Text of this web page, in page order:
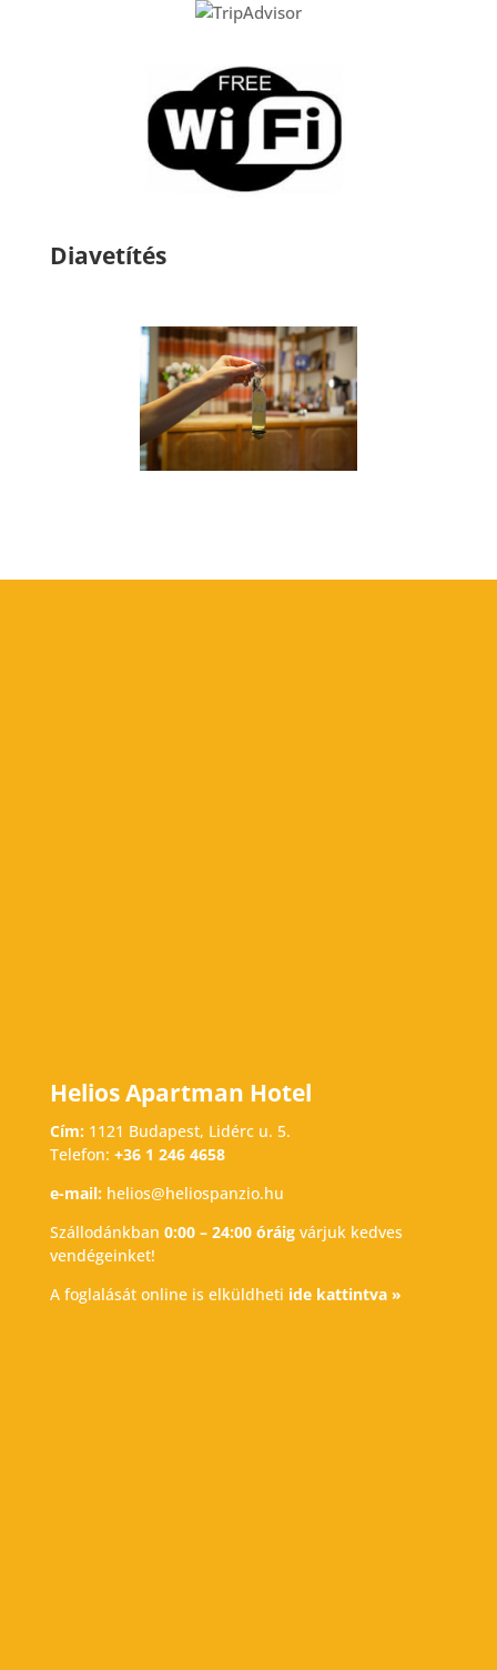
Diavetítés
Helios Apartman Hotel
Cím:1121 Budapest, Lidérc u. 5.
Telefon: +36 1 246 4658
e-mail:helios@heliospanzio.hu
Szállodánkban 0:00 – 24:00 óráigvárjuk kedves
vendégeinket!
A foglalását online is elküldheti ide kattintva »